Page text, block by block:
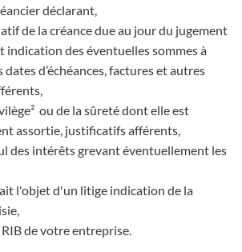
déclarant,
de la créance due au jour du jugement
indication des éventuelles sommes à
dates d’échéances, factures et autres
ou de la sûreté dont elle est
assortie, justificatifs afférents,
des intérêts grevant éventuellement les
l'objet d'un litige indication de la
de votre entreprise.